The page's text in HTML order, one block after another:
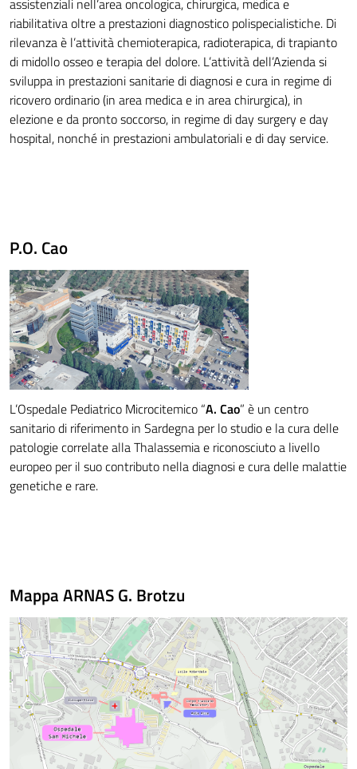
assistenziali nell’area oncologica, chirurgica, medica e
riabilitativa oltre a prestazioni diagnostico polispecialistiche. Di
rilevanza è l’attività chemioterapica, radioterapica, di trapianto
di midollo osseo e terapia del dolore. L’attività dell’Azienda si
sviluppa in prestazioni sanitarie di diagnosi e cura in regime di
ricovero ordinario (in area medica e in area chirurgica), in
elezione e da pronto soccorso, in regime di day surgery e day
hospital, nonché in prestazioni ambulatoriali e di day service.
P.O. Cao
L’Ospedale Pediatrico Microcitemico “A. Cao” è un centro
sanitario di riferimento in Sardegna per lo studio e la cura delle
patologie correlate alla Thalassemia e riconosciuto a livello
europeo per il suo contributo nella diagnosi e cura delle malattie
genetiche e rare.
Mappa ARNAS G. Brotzu